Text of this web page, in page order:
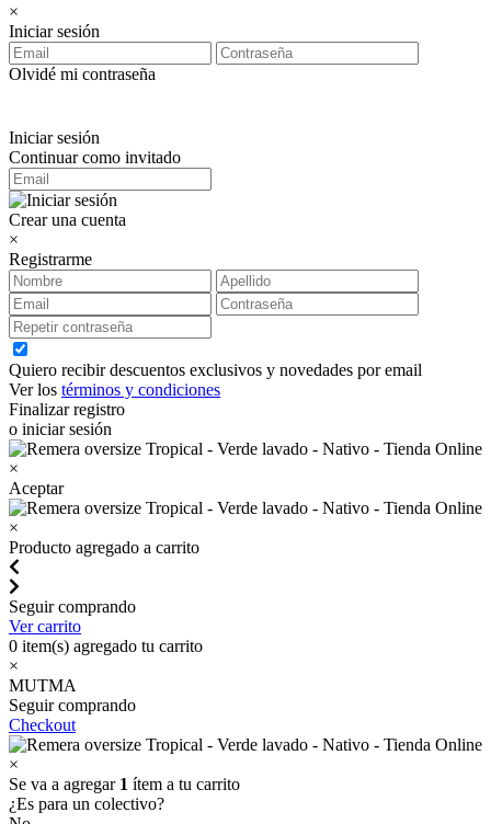
×
Iniciar sesión
Olvidé mi contraseña
Iniciar sesión
Continuar como invitado
Crear una cuenta
×
Registrarme
Quiero recibir descuentos exclusivos y novedades por email
Ver los términos y condiciones
Finalizar registro
o iniciar sesión
×
Aceptar
×
Producto agregado a carrito
Seguir comprando
Ver carrito
0 item(s) agregado tu carrito
×
MUTMA
Seguir comprando
Checkout
×
Se va a agregar 1 ítem a tu carrito
¿Es para un colectivo?